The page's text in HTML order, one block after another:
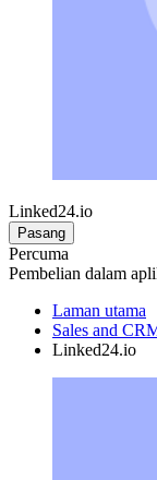
Linked24.io
Pasang
Percuma
Pembelian dalam
Laman utama
Sales and
Linked24.io